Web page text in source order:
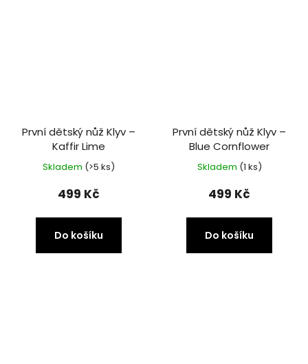
První dětský nůž Klyv –
Kaffir Lime
Skladem (>5 ks)
499 Kč
Do košíku
První dětský nůž Klyv –
Blue Cornflower
Skladem (1 ks)
499 Kč
Do košíku